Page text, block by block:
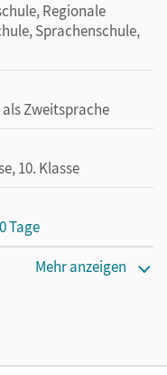
Regionale
Sprachenschule,
als Zweitsprache
10. Klasse
Tage
testen.
Mehr anzeigen